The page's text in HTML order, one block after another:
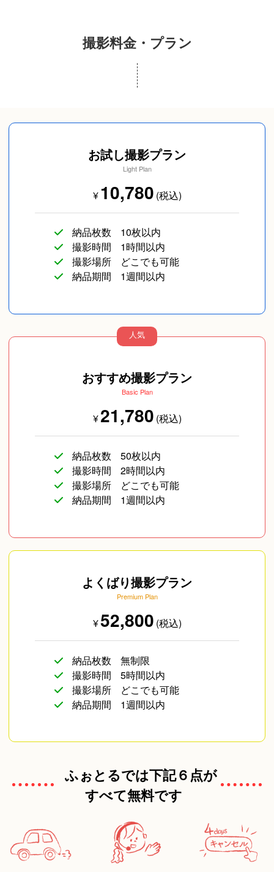
り/当日撮り)
友達 長寿／還暦
コスプレ写真 企業向け写真
撮影料金・プラン
お試し撮影プラン
Light Plan
¥10,780 (税込)
納品枚数
10枚以内
撮影時間
1時間以内
撮影場所
どこでも可能
納品期間
1週間以内
人気
おすすめ撮影プラン
Basic Plan
¥21,780 (税込)
納品枚数
50枚以内
撮影時間
2時間以内
撮影場所
どこでも可能
納品期間
1週間以内
よくばり撮影プラン
Premium Plan
¥52,800 (税込)
納品枚数
無制限
撮影時間
5時間以内
撮影場所
どこでも可能
納品期間
1週間以内
ふぉとるでは下記６点が
すべて無料です